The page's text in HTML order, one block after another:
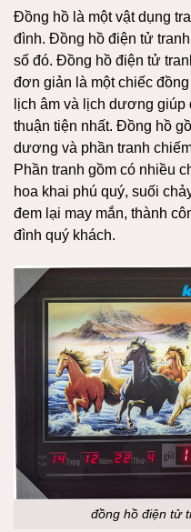
Đồng hồ là một vật dụng
đình. Đồng hồ điện tử
số đó. Đồng hồ điện tử
đơn giản là một chiếc
lịch âm và lịch dương giúp
thuận tiện nhất. Đồng hồ
dương và phần tranh
Phần tranh gồm có nhiều
hoa khai phú quý, suối
đem lại may mắn, thành
đình quý khách.
đồng hồ điện tử